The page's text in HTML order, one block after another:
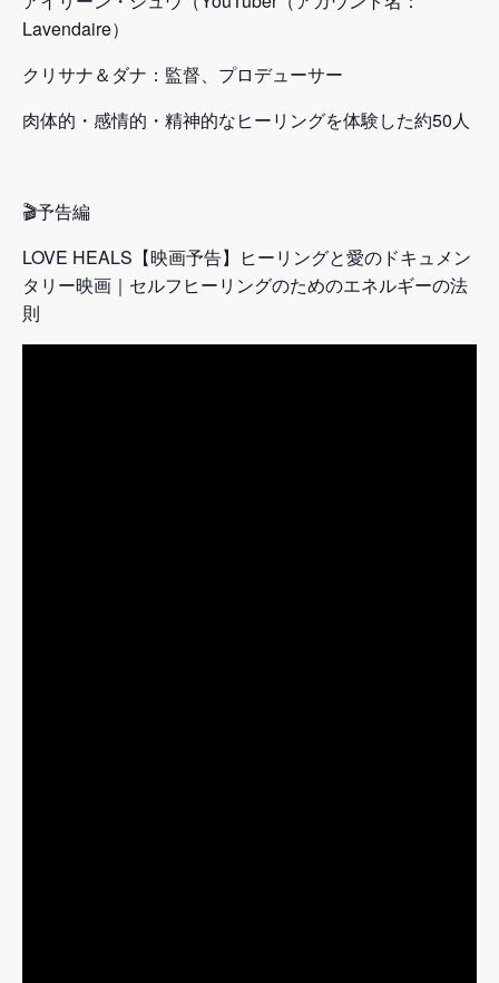
Lavendaire）
クリサナ＆ダナ：監督、プロデューサー
肉体的・感情的・精神的なヒーリングを体験した約50人
🎬予告編
LOVE HEALS【映画予告】ヒーリングと愛のドキュメン
タリー映画｜セルフヒーリングのためのエネルギーの法
則